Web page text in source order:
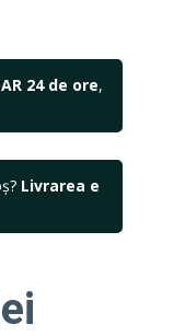
24 de ore,
Livrarea e